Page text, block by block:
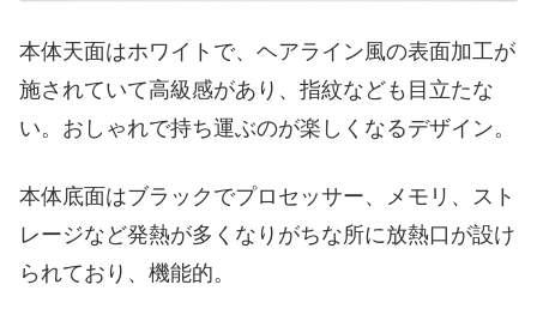
本体天面はホワイトで、ヘアライン風の表面加工が
施されていて高級感があり、指紋なども目立たな
い。おしゃれで持ち運ぶのが楽しくなるデザイン。
本体底面はブラックでプロセッサー、メモリ、スト
レージなど発熱が多くなりがちな所に放熱口が設け
られており、機能的。